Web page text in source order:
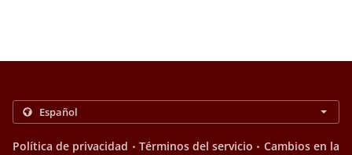
Política de privacidad . Términos del servicio . Cambios en la